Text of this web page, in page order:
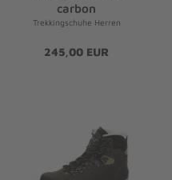
carbon
Trekkingschuhe Herren
245,00 EUR